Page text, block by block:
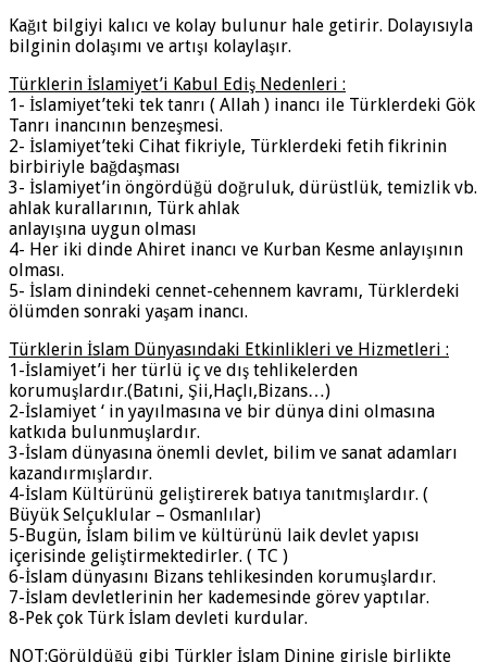
Kağıt bilgiyi kalıcı ve kolay bulunur hale getirir. Dolayısıyla
bilginin dolaşımı ve artışı kolaylaşır.
Türklerin İslamiyet’i Kabul Ediş Nedenleri :
1- İslamiyet’teki tek tanrı ( Allah ) inancı ile Türklerdeki Gök
Tanrı inancının benzeşmesi.
2- İslamiyet’teki Cihat fikriyle, Türklerdeki fetih fikrinin
birbiriyle bağdaşması
3- İslamiyet’in öngördüğü doğruluk, dürüstlük, temizlik vb.
ahlak kurallarının, Türk ahlak
anlayışına uygun olması
4- Her iki dinde Ahiret inancı ve Kurban Kesme anlayışının
olması.
5- İslam dinindeki cennet-cehennem kavramı, Türklerdeki
ölümden sonraki yaşam inancı.
Türklerin İslam Dünyasındaki Etkinlikleri ve Hizmetleri :
1-İslamiyet’i her türlü iç ve dış tehlikelerden
korumuşlardır.(Batıni, Şii,Haçlı,Bizans…)
2-İslamiyet ‘ in yayılmasına ve bir dünya dini olmasına
katkıda bulunmuşlardır.
3-İslam dünyasına önemli devlet, bilim ve sanat adamları
kazandırmışlardır.
4-İslam Kültürünü geliştirerek batıya tanıtmışlardır. (
Büyük Selçuklular – Osmanlılar)
5-Bugün, İslam bilim ve kültürünü laik devlet yapısı
içerisinde geliştirmektedirler. ( TC )
6-İslam dünyasını Bizans tehlikesinden korumuşlardır.
7-İslam devletlerinin her kademesinde görev yaptılar.
8-Pek çok Türk İslam devleti kurdular.
NOT:Görüldüğü gibi Türkler İslam Dinine girişle birlikte